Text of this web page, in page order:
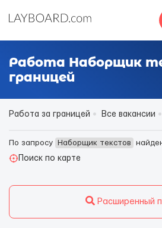
Работа Наборщик
границей
Работа за границей Все вакансии
По запросу Наборщик текстов
Поиск по карте
Расширенный